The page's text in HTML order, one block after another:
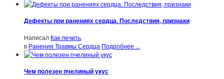
Дефекты при ранениях сердца. Последствия, признаки
Написал Как лечить
в Ранения Травмы Сердца Подробнее ...
Чем полезен пчелиный укус